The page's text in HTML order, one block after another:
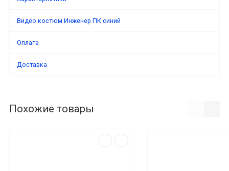
Видео костюм Инженер ПК синий
Оплата
Доставка
Похожие товары